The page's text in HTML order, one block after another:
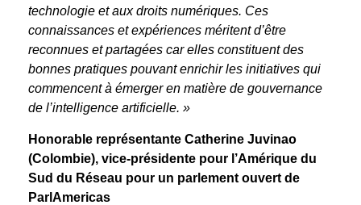
technologie et aux droits numériques. Ces
connaissances et expériences méritent d’être
reconnues et partagées car elles constituent des
bonnes pratiques pouvant enrichir les initiatives qui
commencent à émerger en matière de gouvernance
de l’intelligence artificielle. »
Honorable représentante Catherine Juvinao
(Colombie), vice-présidente pour l’Amérique du
Sud du Réseau pour un parlement ouvert de
ParlAmericas